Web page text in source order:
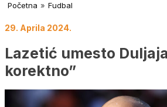
Početna » Fudbal
29. Aprila 2024.
Lazetić umesto
korektno”